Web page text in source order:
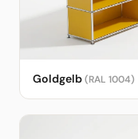
USM Haller Sideboard
– fotorealistische KI-
Goldgelb(RAL 1004)